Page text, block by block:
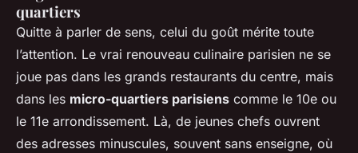
quartiers
Quitte à parler de sens, celui du goût mérite toute
l’attention. Le vrai renouveau culinaire parisien ne se
joue pas dans les grands restaurants du centre, mais
dans les micro-quartiers parisiens comme le 10e ou
le 11e arrondissement. Là, de jeunes chefs ouvrent
des adresses minuscules, souvent sans enseigne, où